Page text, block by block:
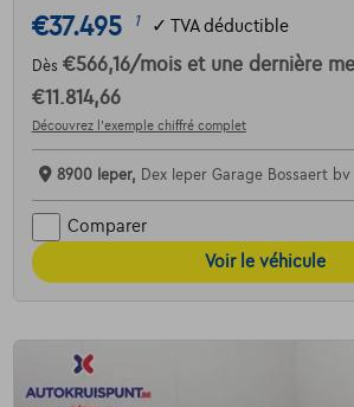
€37.495 1 ✓ TVA déductible
Dès €566,16/mois et une dernière
€11.814,66
Découvrez l’exemple chiffré complet
8900 Ieper, Dex Ieper Garage Bossaert bv
Comparer
Voir le véhicule